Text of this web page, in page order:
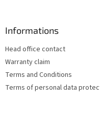
Informations
Head office contact
Warranty claim
Terms and Conditions
Terms of personal data